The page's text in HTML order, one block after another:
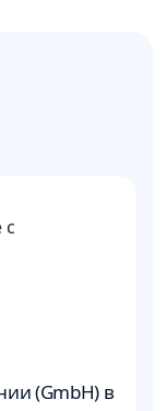
(GmbH) в